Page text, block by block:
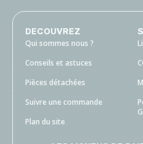
DECOUVREZ
Qui sommes nous ?
Conseils et astuces
Pièces détachées
Suivre une commande
Plan du site